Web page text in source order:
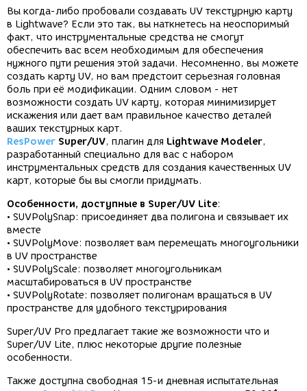
Вы когда-либо пробовали создавать UV текстурную карту
в Lightwave? Если это так, вы наткнетесь на неоспоримый
факт, что инструментальные средства не смогут
обеспечить вас всем необходимым для обеспечения
нужного пути решения этой задачи. Несомненно, вы можете
создать карту UV, но вам предстоит серьезная головная
боль при её модификации. Одним словом - нет
возможности создать UV карту, которая минимизирует
искажения или дает вам правильное качество деталей
ваших текстурных карт.
ResPower Super/UV, плагин для Lightwave Modeler,
разработанный специально для вас с набором
инструментальных средств для создания качественных UV
карт, которые бы вы смогли придумать.
Особенности, доступные в Super/UV Lite:
• SUVPolySnap: присоединяет два полигона и связывает их
вместе
• SUVPolyMove: позволяет вам перемещать многоугольники
в UV пространстве
• SUVPolyScale: позволяет многоугольникам
масштабироваться в UV пространстве
• SUVPolyRotate: позволяет полигонам вращаться в UV
пространстве для удобного текстурирования
Super/UV Pro предлагает такие же возможности что и
Super/UV Lite, плюс некоторые другие полезные
особенности.
Также доступна свободная 15-и дневная испытательная